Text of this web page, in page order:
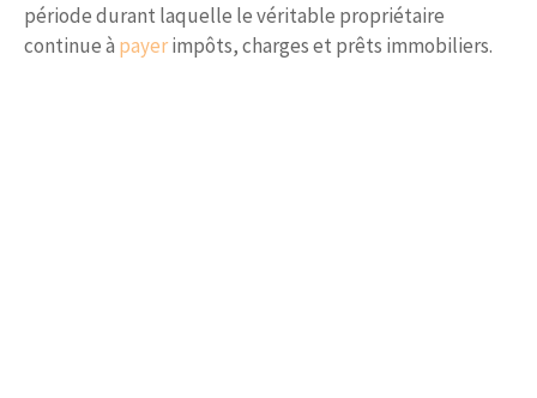
période durant laquelle le véritable propriétaire
continue à payerimpôts, charges et prêts immobiliers.